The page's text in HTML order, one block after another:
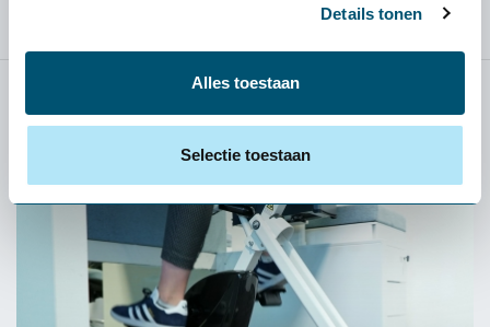
Details tonen
Alles toestaan
Selectie toestaan
Relevante blog posts